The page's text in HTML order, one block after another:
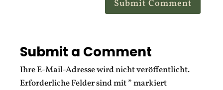
Submit Comment
Submit a Comment
Ihre E-Mail-Adresse wird nicht veröffentlicht.
Erforderliche Felder sind mit*markiert